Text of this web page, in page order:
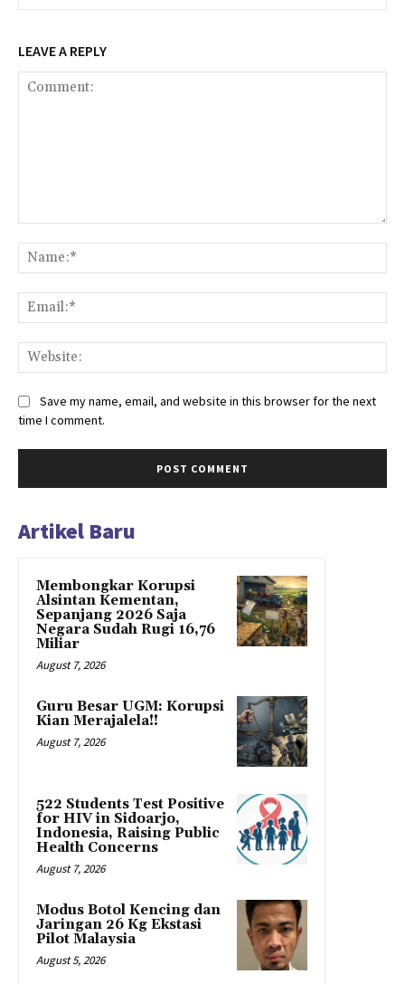
LEAVE A REPLY
Save my name, email, and website in this browser for the next
time I comment.
Artikel Baru
Membongkar Korupsi
Alsintan Kementan,
Sepanjang 2026 Saja
Negara Sudah Rugi 16,76
Miliar
August 7, 2026
Guru Besar UGM: Korupsi
Kian Merajalela!!
August 7, 2026
522 Students Test Positive
for HIV in Sidoarjo,
Indonesia, Raising Public
Health Concerns
August 7, 2026
Modus Botol Kencing dan
Jaringan 26 Kg Ekstasi
Pilot Malaysia
August 5, 2026